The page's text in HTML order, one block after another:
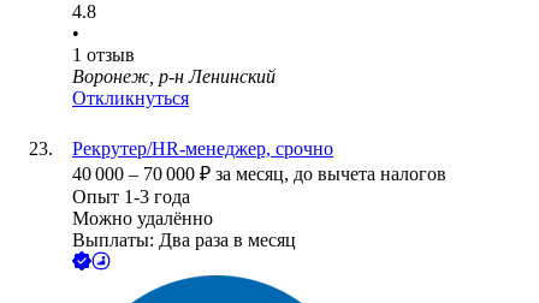
4.8
•
1 отзыв
Воронеж, р-н Ленинский
Откликнуться
Рекрутер/HR-менеджер, срочно
40 000 – 70 000 ₽ за месяц, до вычета налогов
Опыт 1-3 года
Можно удалённо
Выплаты: Два раза в месяц